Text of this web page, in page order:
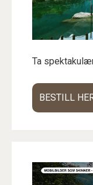
Ta
BESTILL